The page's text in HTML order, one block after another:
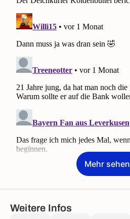
Mehr sehen
Weitere Infos